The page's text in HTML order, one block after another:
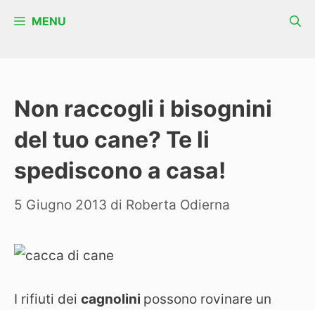
MENU
Non raccogli i bisognini
del tuo cane? Te li
spediscono a casa!
5 Giugno 2013 di Roberta Odierna
I rifiuti dei cagnolini possono rovinare un